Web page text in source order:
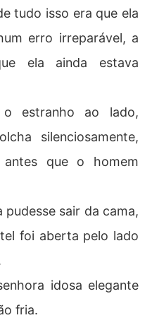
tudo isso era que ela
erro irreparável, a
ela ainda estava
estranho ao lado,
silenciosamente,
que o homem
sair da cama,
foi aberta pelo lado
idosa elegante
fria.